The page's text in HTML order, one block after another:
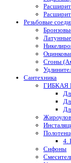
Резьбовые
Сгоны
Сантехника
ГИБКАЯ
4.
Сифоны